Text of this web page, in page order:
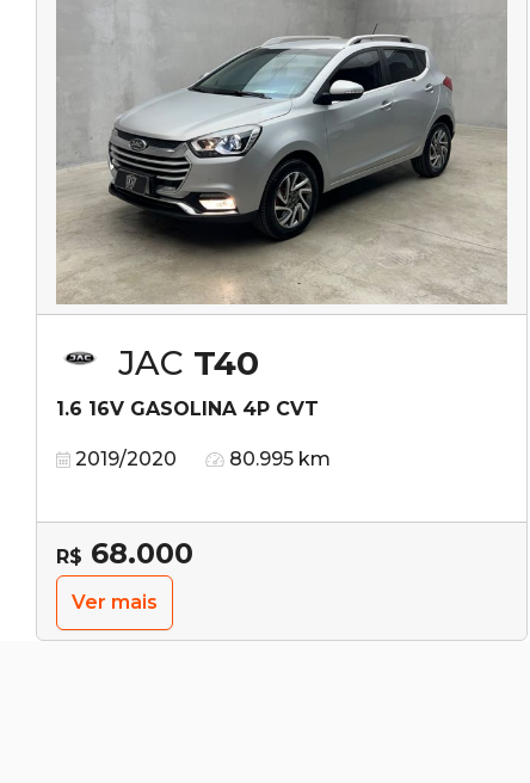
JAC T40
1.6 16V GASOLINA 4P CVT
2019/2020 80.995 km
R$ 68.000
Ver mais